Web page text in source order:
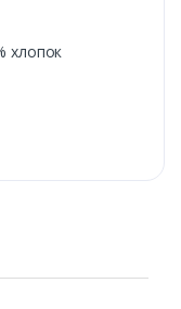
хлопок